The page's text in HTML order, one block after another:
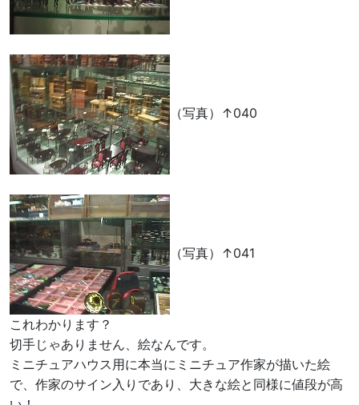
（写真）↑040
（写真）↑041
これわかります？
切手じゃありません、絵なんです。
ミニチュアハウス用に本当にミニチュア作家が描いた絵
で、作家のサイン入りであり、大きな絵と同様に値段が高